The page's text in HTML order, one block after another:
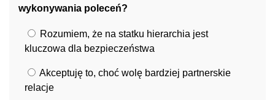
wykonywania poleceń?
Rozumiem, że na statku hierarchia jest
kluczowa dla bezpieczeństwa
Akceptuję to, choć wolę bardziej partnerskie
relacje